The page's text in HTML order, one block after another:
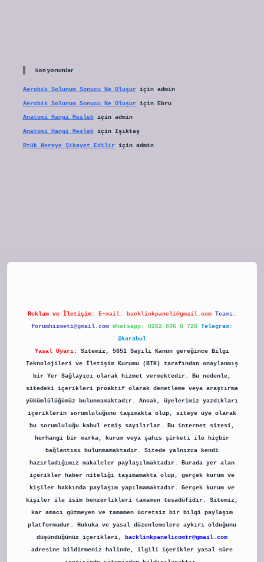
Son yorumlar
Aerobik Solunum Sonucu Ne Oluşuriçin admin
Aerobik Solunum Sonucu Ne Oluşuriçin Ebru
Anatomi Hangi Meslekiçin admin
Anatomi Hangi Meslekiçin Işıktaş
Rtük Nereye Şikayet Ediliriçin admin
Reklam ve İletişim: E-mail: backlinkpaneli@gmail.com Teams:
forumhizmeti@gmail.com Whatsapp: 0262 606 0 726 Telegram:
@karabul
Yasal Uyarı:
Sitemiz, 5651 Sayılı Kanun gereğince Bilgi
Teknolojileri ve İletişim Kurumu (BTK) tarafından onaylanmış
bir Yer Sağlayıcı olarak hizmet vermektedir. Bu nedenle,
sitedeki içerikleri proaktif olarak denetleme veya araştırma
yükümlülüğümüz bulunmamaktadır. Ancak, üyelerimiz yazdıkları
içeriklerin sorumluluğunu taşımakta olup, siteye üye olarak
bu sorumluluğu kabul etmiş sayılırlar. Bu internet sitesi,
herhangi bir marka, kurum veya şahıs şirketi ile hiçbir
bağlantısı bulunmamaktadır. Sitede yalnızca kendi
hazırladığımız makaleler paylaşılmaktadır. Burada yer alan
içerikler haber niteliği taşımamakta olup, gerçek kurum ve
kişiler hakkında paylaşım yapılmamaktadır. Gerçek kurum ve
kişiler ile isim benzerlikleri tamamen tesadüfidir. Sitemiz,
kar amacı gütmeyen ve tamamen ücretsiz bir bilgi paylaşım
platformudur. Hukuka ve yasal düzenlemelere aykırı olduğunu
düşündüğünüz içerikleri,
backlinkpanelicomtr@gmail.com
adresine bildirmeniz halinde, ilgili içerikler yasal süre